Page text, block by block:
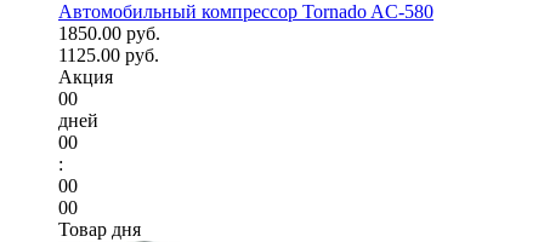
Автомобильный компрессор Tornado AC-580
1850.00 руб.
1125.00 руб.
Акция
00
дней
00
:
00
00
Товар дня